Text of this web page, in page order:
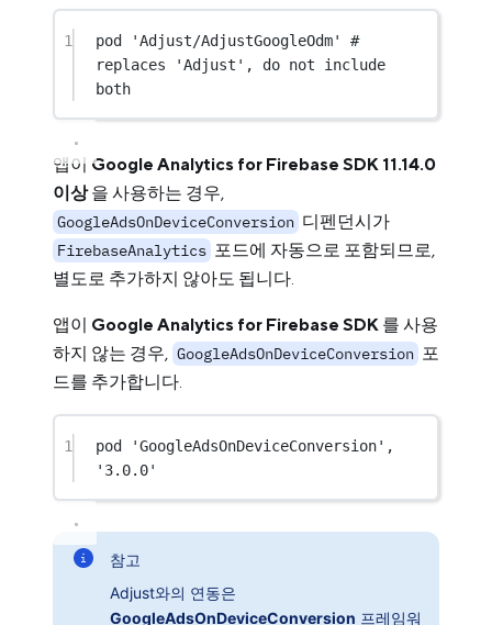
1 pod 'Adjust/AdjustGoogleOdm'
#
replaces 'Adjust', do not include
both
앱이 Google Analytics for Firebase SDK 11.14.0
이상을 사용하는 경우,
GoogleAdsOnDeviceConversion 디펜던시가
FirebaseAnalytics 포드에 자동으로 포함되므로,
별도로 추가하지 않아도 됩니다.
앱이 Google Analytics for Firebase SDK 를 사용
하지 않는 경우, GoogleAdsOnDeviceConversion 포
드를 추가합니다.
1 pod 'GoogleAdsOnDeviceConversion'
'3.0.0'
참고
Adjust와의 연동은
GoogleAdsOnDeviceConversion 프레임워